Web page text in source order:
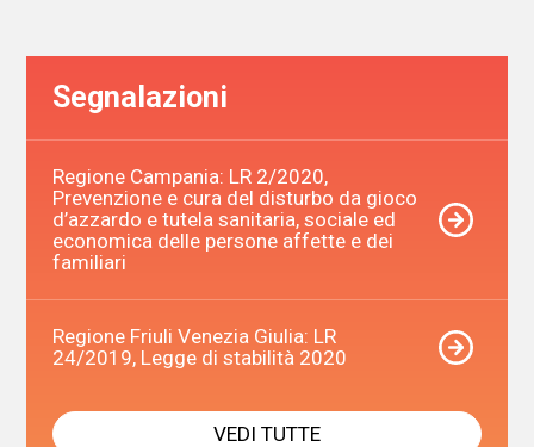
Segnalazioni
Regione Campania: LR 2/2020,
Prevenzione e cura del disturbo da gioco
d’azzardo e tutela sanitaria, sociale ed
economica delle persone affette e dei
familiari
Regione Friuli Venezia Giulia: LR
24/2019, Legge di stabilità 2020
VEDI TUTTE